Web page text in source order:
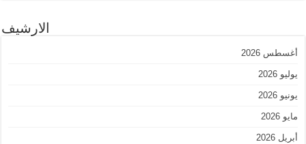
الارشيف
أغسطس 2026
يوليو 2026
يونيو 2026
مايو 2026
أبريل 2026